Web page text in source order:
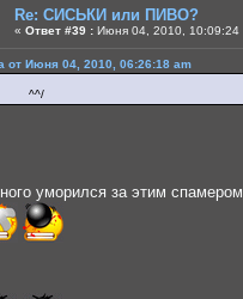
Re: СИСЬКИ или ПИВО?
« Ответ #39 : Июня 04, 2010, 10:09:24
от Июня 04, 2010, 06:26:18 am
^^/
уморился за этим спамером